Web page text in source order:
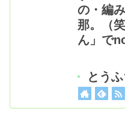
の・編
那。（
ん」で
とう